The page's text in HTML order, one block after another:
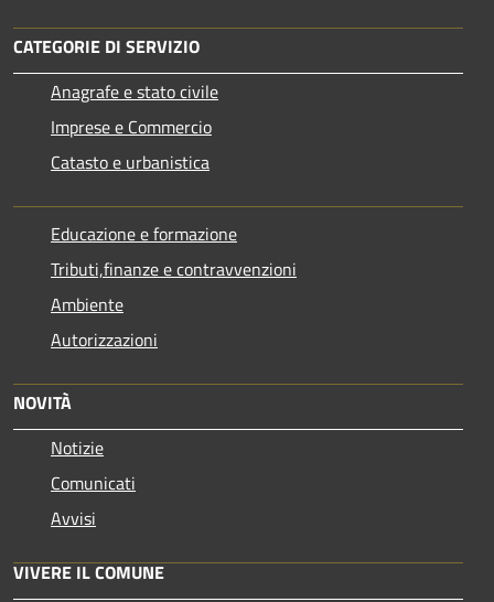
CATEGORIE DI SERVIZIO
Anagrafe e stato civile
Imprese e Commercio
Catasto e urbanistica
Educazione e formazione
Tributi,finanze e contravvenzioni
Ambiente
Autorizzazioni
NOVITÀ
Notizie
Comunicati
Avvisi
VIVERE IL COMUNE